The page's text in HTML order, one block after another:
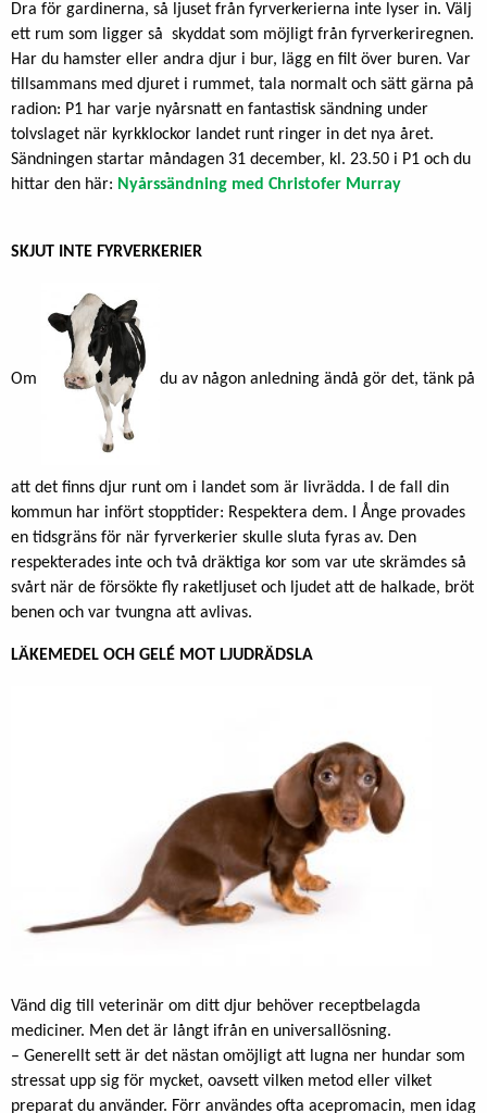
Dra för gardinerna, så ljuset från fyrverkerierna inte lyser in. Välj
ett rum som ligger så skyddat som möjligt från fyrverkeriregnen.
Har du hamster eller andra djur i bur, lägg en filt över buren. Var
tillsammans med djuret i rummet, tala normalt och sätt gärna på
radion: P1 har varje nyårsnatt en fantastisk sändning under
tolvslaget när kyrkklockor landet runt ringer in det nya året.
Sändningen startar måndagen 31 december, kl. 23.50 i P1 och du
hittar den här: Nyårssändning med Christofer Murray
SKJUT INTE FYRVERKERIER
Om du av någon anledning ändå gör det, tänk på
att det finns djur runt om i landet som är livrädda. I de fall din
kommun har infört stopptider: Respektera dem. I Ånge provades
en tidsgräns för när fyrverkerier skulle sluta fyras av. Den
respekterades inte och två dräktiga kor som var ute skrämdes så
svårt när de försökte fly raketljuset och ljudet att de halkade, bröt
benen och var tvungna att avlivas.
LÄKEMEDEL OCH GELÉ MOT LJUDRÄDSLA
Vänd dig till veterinär om ditt djur behöver receptbelagda
mediciner. Men det är långt ifrån en universallösning.
– Generellt sett är det nästan omöjligt att lugna ner hundar som
stressat upp sig för mycket, oavsett vilken metod eller vilket
preparat du använder. Förr användes ofta acepromacin, men idag